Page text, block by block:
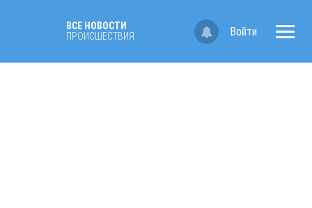
ВСЕ НОВОСТИ
ПРОИСШЕСТВИЯ
Войти